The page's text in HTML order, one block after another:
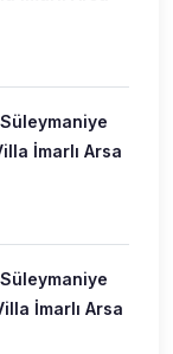
İmarlı Arsa
İmarlı Arsa